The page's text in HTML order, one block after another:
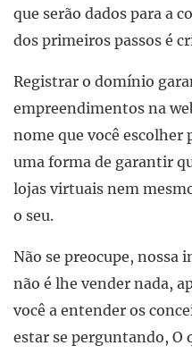
que serão dados para a
dos primeiros passos é
Registrar o domínio
empreendimentos na
nome que você escolher
uma forma de garantir
lojas virtuais nem
o seu.
Não se preocupe, nossa
não é lhe vender nada,
você a entender os
estar se perguntando, O